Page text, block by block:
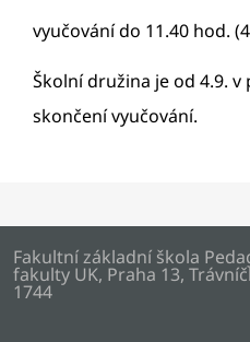
vyučování do 11.40 hod.
Školní družina je od 4.9.
skončení vyučování.
Fakultní základní škola
fakulty UK, Praha 13,
1744